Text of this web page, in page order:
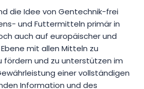
die Idee von Gentechnik-frei
und Futtermitteln primär in
auch auf europäischer und
mit allen Mitteln zu
fördern und zu unterstützen im
einer vollständigen
Information und des